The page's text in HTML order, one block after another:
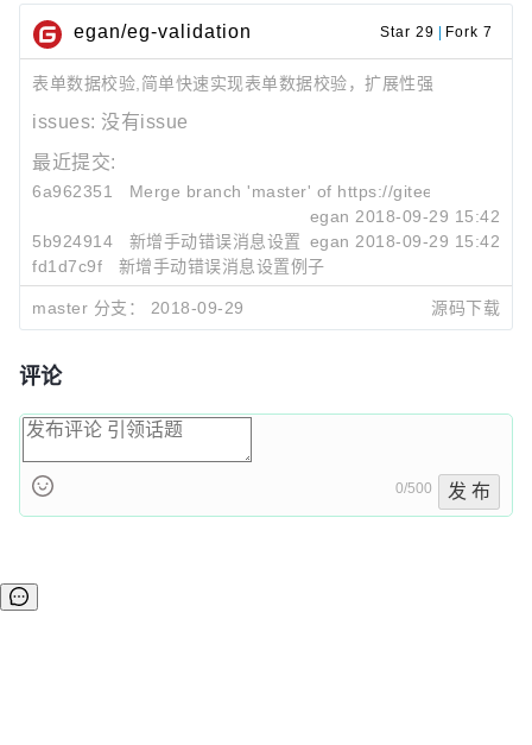
[0-9]{5}$/.test(value) || /^.
{4,15}$/.test(value));}, defaultMsg: '请输入正
确邮编'}}
})
</script>
</body>
<div id="form">
<div >email1:<input type="text" eg-
success="校验通过" eg-inline="#eg-
inline"> </div>
<div >email2:<input type="text" eg-
valid="true" eg-email  eg-required  eg-email-
inline="#eg-email-inline"> </div>
</div>
<br/>
email1 所有校验提示在此展示：<div id="eg-
email2 邮箱校验提示在此展示：<div id="eg-email-
inline"></div>
<br/>
<script type="text/javascript" charset="utf-
egan/eg-validation Star 29 Fork 7
表单数据校验,简单快速实现表单数据校验，扩展性强
issues: 没有issue
最近提交:
6a962351 Merge branch 'master' of https://gitee.com/
egan 2018-09-29 15:42
5b924914
新增手动错误消息设置 egan 2018-09-29 15:42
fd1d7c9f
新增手动错误消息设置例子
egan 2018-09-29 15:41
master 分支：
2018-09-29 源码下载
评论
0/500 发 布